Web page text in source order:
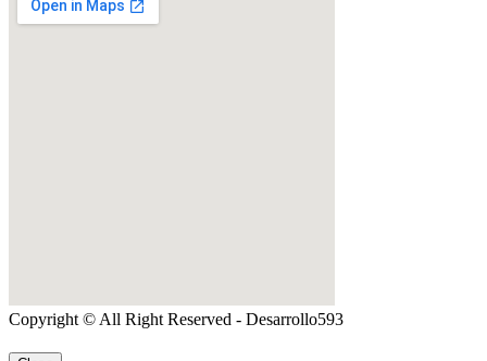
Copyright © All Right Reserved - Desarrollo593